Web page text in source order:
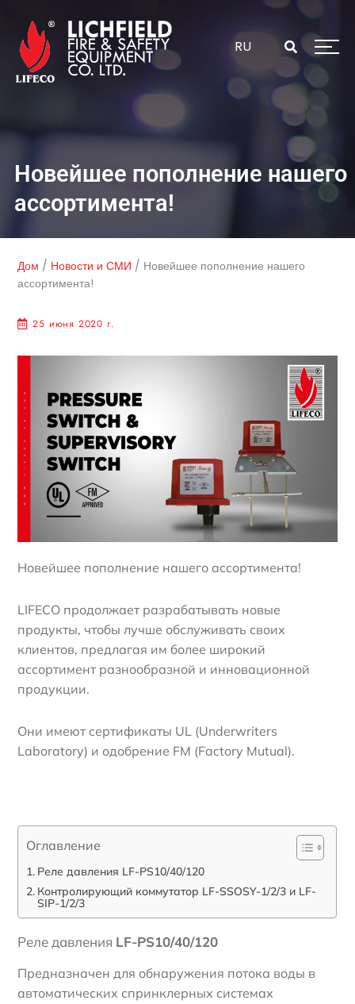
содержанию
RU
Новейшее пополнение нашего
ассортимента!
Дом / Новости и СМИ / Новейшее пополнение нашего
ассортимента!
25 июня 2020 г.
Новейшее пополнение нашего ассортимента!
LIFECO продолжает разрабатывать новые
продукты, чтобы лучше обслуживать своих
клиентов, предлагая им более широкий
ассортимент разнообразной и инновационной
продукции.
Они имеют сертификаты UL (Underwriters
Laboratory) и одобрение FM (Factory Mutual).
Оглавление
Реле давления LF-PS10/40/120
Контролирующий коммутатор LF-SSOSY-1/2/3 и LF-
SIP-1/2/3
Реле давления LF-PS10/40/120
Предназначен для обнаружения потока воды в
автоматических спринклерных системах